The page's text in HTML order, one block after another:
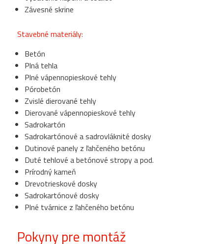
Závesné skrine
Stavebné materiály:
Betón
Plná tehla
Plné vápennopieskové tehly
Pórobetón
Zvislé dierované tehly
Dierované vápennopieskové tehly
Sadrokartón
Sadrokartónové a sadrovláknité dosky
Dutinové panely z ľahčeného betónu
Duté tehlové a betónové stropy a pod.
Prírodný kameň
Drevotrieskové dosky
Sadrokartónové dosky
Plné tvárnice z ľahčeného betónu
Pokyny pre montáž